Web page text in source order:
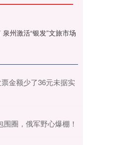
州激活“银发”文旅市场
金额少了36元未据实
圈，俄军野心爆棚！